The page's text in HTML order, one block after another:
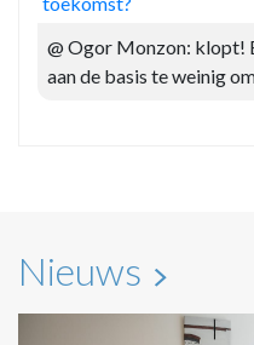
@ Ogor Monzon: klopt!
aan de basis te weinig
Nieuws